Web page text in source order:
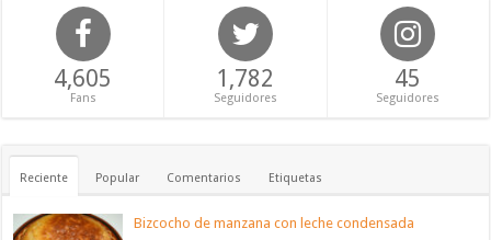
4,605
Fans
1,782
Seguidores
45
Seguidores
Reciente Popular Comentarios Etiquetas
Bizcocho de manzana con leche condensada